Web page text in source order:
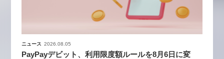
ニュース 2026.08.05
PayPayデビット、利用限度額ルールを8月6日に変